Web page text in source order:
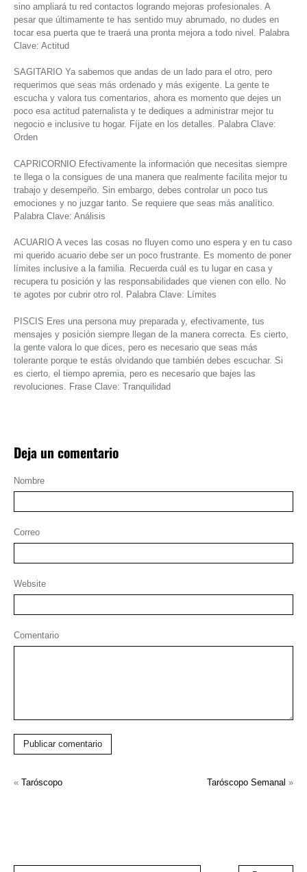
sino ampliará tu red contactos logrando mejoras profesionales. A
pesar que últimamente te has sentido muy abrumado, no dudes en
tocar esa puerta que te traerá una pronta mejora a todo nivel. Palabra
Clave: Actitud
SAGITARIO Ya sabemos que andas de un lado para el otro, pero
requerimos que seas más ordenado y más exigente. La gente te
escucha y valora tus comentarios, ahora es momento que dejes un
poco esa actitud paternalista y te dediques a administrar mejor tu
negocio e inclusive tu hogar. Fíjate en los detalles. Palabra Clave:
Orden
CAPRICORNIO Efectivamente la información que necesitas siempre
te llega o la consigues de una manera que realmente facilita mejor tu
trabajo y desempeño. Sin embargo, debes controlar un poco tus
emociones y no juzgar tanto. Se requiere que seas más analítico.
Palabra Clave: Análisis
ACUARIO A veces las cosas no fluyen como uno espera y en tu caso
mi querido acuario debe ser un poco frustrante. Es momento de poner
límites inclusive a la familia. Recuerda cuál es tu lugar en casa y
recupera tu posición y las responsabilidades que vienen con ello. No
te agotes por cubrir otro rol. Palabra Clave: Límites
PISCIS Eres una persona muy preparada y, efectivamente, tus
mensajes y posición siempre llegan de la manera correcta. Es cierto,
la gente valora lo que dices, pero es necesario que seas más
tolerante porque te estás olvidando que también debes escuchar. Si
es cierto, el tiempo apremia, pero es necesario que bajes las
revoluciones. Frase Clave: Tranquilidad
Deja un comentario
Nombre
Correo
Website
Comentario
Publicar comentario
« Taróscopo Taróscopo Semanal »